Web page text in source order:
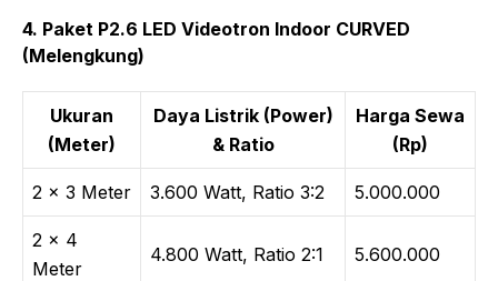
4. Paket P2.6 LED Videotron Indoor CURVED
(Melengkung)
Ukuran
(Meter)
Daya Listrik (Power)
& Ratio
Harga Sewa
(Rp)
2 × 3 Meter 3.600 Watt, Ratio 3:2 5.000.000
2 × 4
Meter
4.800 Watt, Ratio 2:1 5.600.000